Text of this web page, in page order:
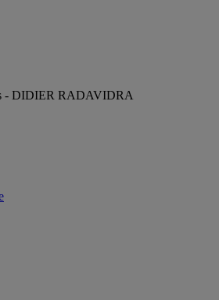
- DIDIER RADAVIDRA